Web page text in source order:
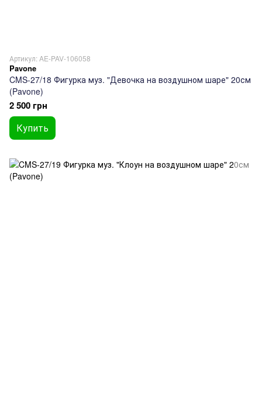
Артикул: AE-PAV-106058
Pavone
CMS-27/18 Фигурка муз. "Девочка на воздушном шаре" 20см
(Pavone)
2 500 грн
Купить